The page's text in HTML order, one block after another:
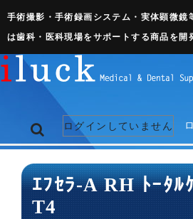
手術撮影・手術録画システム・実体顕微鏡
は歯科・医科現場をサポートする商品を開
ログインしていません
トップページ
ネット販売ページ
ｴﾌｾﾗ-A RH ﾄｰﾀﾙ
T4